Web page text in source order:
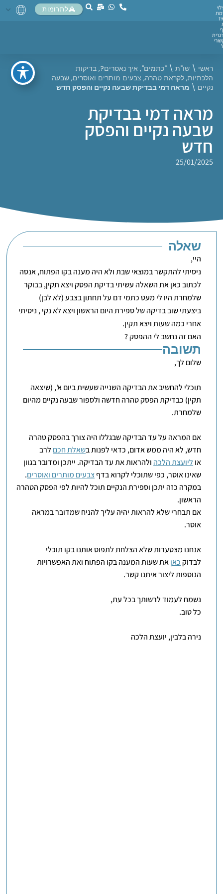
לתרומות
ראשי \ שו"ת \ "כתמים", איך נאסרים?, בדיקות
הלכתיות, לקראת טהרה, צבעים מותרים ואוסרים, שבעה
נקיים \ מראה דמי בבדיקת שבעה נקיים והפסק חדש
מראה דמי בבדיקת
שבעה נקיים והפסק
חדש
25/01/2025
שאלה
היי,
ניסיתי להתקשר במוצאי שבת ולא היה מענה בקו הפתוח, אנסה
לכתוב כאן את השאלה עשיתי בדיקת הפסק ויצא תקין, בבוקר
שלמחרת היו לי מעט כתמי דם על תחתון בצבע (לא לבן)
ביצעתי שוב בדיקה של ספירת היום הראשון ויצא לא נקי , ניסיתי
אחרי כמה שעות ויצא תקין.
האם זה נחשב לי ההפסק ?
תשובה
שלום לך,
תוכלי להחשיב את הבדיקה השנייה שעשית ביום א', (שיצאה
תקין) כבדיקת הפסק טהרה חדשה ולספור שבעה נקיים מהיום
שלמחרת.
אם המראה על עד הבדיקה שבגללו היה צורך בהפסק טהרה
חדש, לא היה ממש אדום, כדאי לפנות בשאלת חכם לרב
או ליועצת הלכה ולהראות את עד הבדיקה. ייתכן ומדובר בגוון
שאינו אוסר, כפי שתוכלי לקרוא בדףצבעים מותרים ואוסרים.
במקרה כזה יתכן וספירת הנקיים תוכל להיות לפי הפסק הטהרה
הראשון.
אם תבחרי שלא להראות יהיה עליך להניח שמדובר במראה
אוסר.
אנחנו מצטערות שלא הצלחת לתפוס אותנו בקו תוכלי
לבדוקכאןאת שעות המענה בקו הפתוח ואת האפשרויות
הנוספות ליצור איתנו קשר.
נשמח לעמוד לרשותך בכל עת,
כל טוב.
נירה בלבין, יועצת הלכה